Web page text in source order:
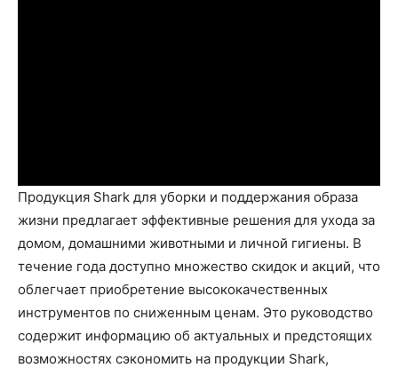
Продукция Shark для уборки и поддержания образа
жизни предлагает эффективные решения для ухода за
домом, домашними животными и личной гигиены. В
течение года доступно множество скидок и акций, что
облегчает приобретение высококачественных
инструментов по сниженным ценам. Это руководство
содержит информацию об актуальных и предстоящих
возможностях сэкономить на продукции Shark,